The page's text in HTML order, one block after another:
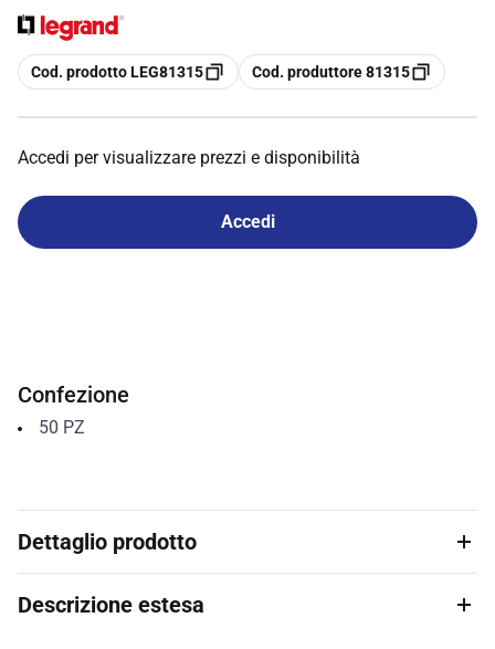
copia
Cod. prodotto LEG81315 copia
Cod. produttore 81315
Accedi per visualizzare prezzi e disponibilità
Accedi
Confezione
50 PZ
Dettaglio prodotto
Descrizione estesa